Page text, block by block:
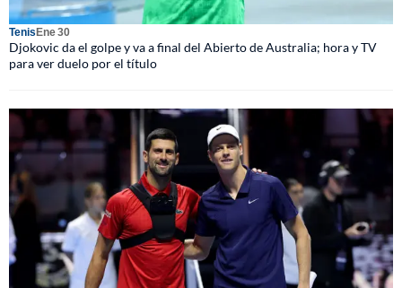
TenisEne 30
Djokovic da el golpe y va a final del Abierto de Australia; hora y TV
para ver duelo por el título